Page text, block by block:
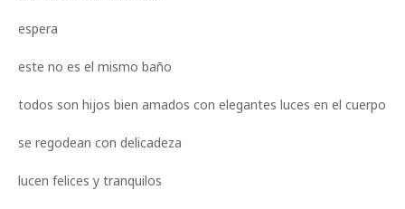
espera
este no es el mismo baño
todos son hijos bien amados con elegantes luces en el cuerpo
se regodean con delicadeza
lucen felices y tranquilos